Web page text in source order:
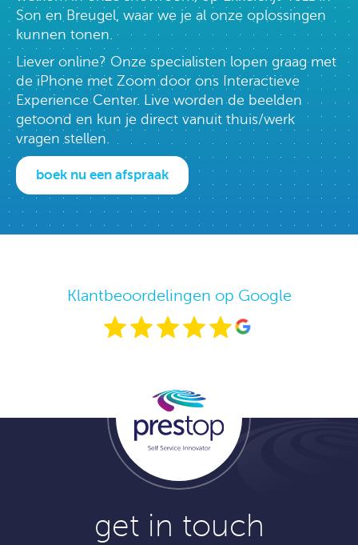
Son en Breugel, waar we je al onze oplossingen
kunnen tonen.
Liever online? Onze specialisten lopen graag met
de iPhone met Zoom door ons Interactieve
Experience Center. Live worden de beelden
getoond en kun je direct vanuit thuis/werk
vragen stellen.
boek nu een afspraak
Klantbeoordelingen op Google
get in touch